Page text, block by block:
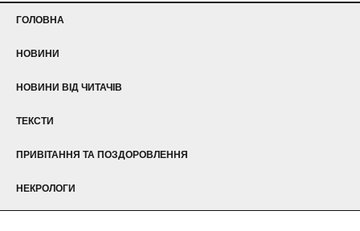
ГОЛОВНА
НОВИНИ
НОВИНИ ВІД ЧИТАЧІВ
ТЕКСТИ
ПРИВІТАННЯ ТА ПОЗДОРОВЛЕННЯ
НЕКРОЛОГИ